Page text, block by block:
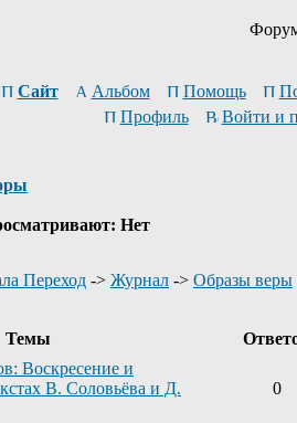
Сайт Альбом Помощь
Профиль
Войти и
Нет
Переход -> Журнал -> Образы веры
Темы
Воскресение и
В. Соловьёва и Д.
0